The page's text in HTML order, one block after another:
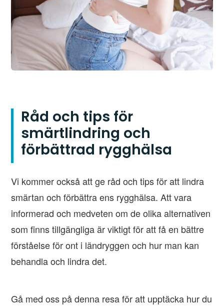
Råd och tips för
smärtlindring och
förbättrad rygghälsa
Vi kommer också att ge råd och tips för att lindra
smärtan och förbättra ens rygghälsa. Att vara
informerad och medveten om de olika alternativen
som finns tillgängliga är viktigt för att få en bättre
förståelse för ont i ländryggen och hur man kan
behandla och lindra det.
Gå med oss på denna resa för att upptäcka hur du